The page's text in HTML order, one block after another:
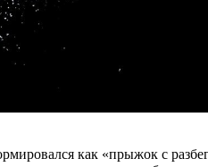
как «прыжок с